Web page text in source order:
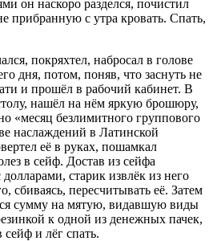
он наскоро разделся, почистил
прибранную с утра кровать. Спать,
покряхтел, набросал в голове
дня, потом, поняв, что заснуть не
и прошёл в рабочий кабинет. В
нашёл на нём яркую брошюру,
«месяц безлимитного группового
наслаждений в Латинской
её в руках, пошамкал
в сейф. Достав из сейфа
старик извлёк из него
сбиваясь, пересчитывать её. Затем
сумму на мятую, видавшую виды
к одной из денежных пачек,
сейф и лёг спать.